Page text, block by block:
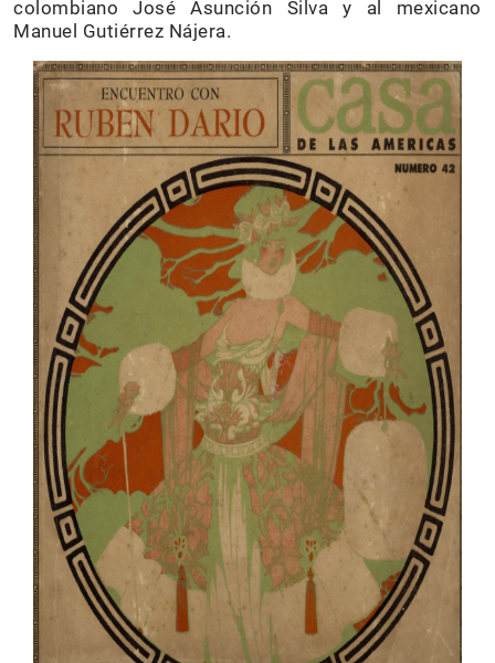
colombiano José Asunción Silva y al mexicano
Manuel Gutiérrez Nájera.